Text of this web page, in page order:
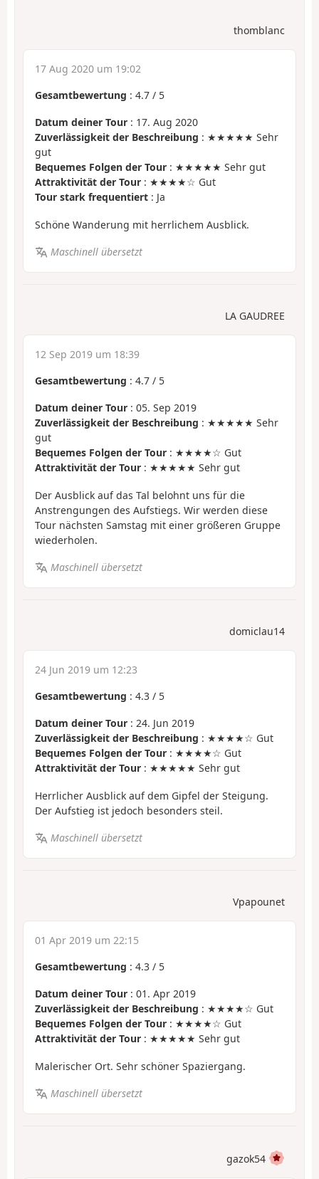
thomblanc
17 Aug 2020 um 19:02
Gesamtbewertung : 4.7 / 5
Datum deiner Tour : 17. Aug 2020
Zuverlässigkeit der Beschreibung : ★★★★★ Sehr
gut
Bequemes Folgen der Tour : ★★★★★ Sehr gut
Attraktivität der Tour : ★★★★☆ Gut
Tour stark frequentiert : Ja
Schöne Wanderung mit herrlichem Ausblick.
Maschinell übersetzt
LA GAUDREE
12 Sep 2019 um 18:39
Gesamtbewertung : 4.7 / 5
Datum deiner Tour : 05. Sep 2019
Zuverlässigkeit der Beschreibung : ★★★★★ Sehr
gut
Bequemes Folgen der Tour : ★★★★☆ Gut
Attraktivität der Tour : ★★★★★ Sehr gut
Der Ausblick auf das Tal belohnt uns für die
Anstrengungen des Aufstiegs. Wir werden diese
Tour nächsten Samstag mit einer größeren Gruppe
wiederholen.
Maschinell übersetzt
domiclau14
24 Jun 2019 um 12:23
Gesamtbewertung : 4.3 / 5
Datum deiner Tour : 24. Jun 2019
Zuverlässigkeit der Beschreibung : ★★★★☆ Gut
Bequemes Folgen der Tour : ★★★★☆ Gut
Attraktivität der Tour : ★★★★★ Sehr gut
Herrlicher Ausblick auf dem Gipfel der Steigung.
Der Aufstieg ist jedoch besonders steil.
Maschinell übersetzt
Vpapounet
01 Apr 2019 um 22:15
Gesamtbewertung : 4.3 / 5
Datum deiner Tour : 01. Apr 2019
Zuverlässigkeit der Beschreibung : ★★★★☆ Gut
Bequemes Folgen der Tour : ★★★★☆ Gut
Attraktivität der Tour : ★★★★★ Sehr gut
Malerischer Ort. Sehr schöner Spaziergang.
Maschinell übersetzt
gazok54